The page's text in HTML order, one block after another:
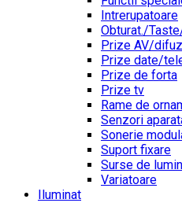
Intrerupatoare
Obturat./
Prize AV/
Prize date/
Prize de forta
Prize tv
Rame de
Senzori
Sonerie
Suport fixare
Surse de
Variatoare
Iluminat